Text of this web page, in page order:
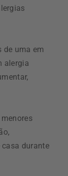
de uma em
alergia
durante